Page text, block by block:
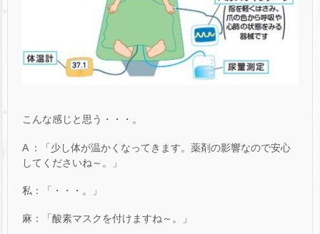
こんな感じと思う・・・。
A ：「少し体が温かくなってきます。薬剤の影響なので安心
してくださいね～。」
私：「・・・。」
麻：「酸素マスクを付けますね～。」